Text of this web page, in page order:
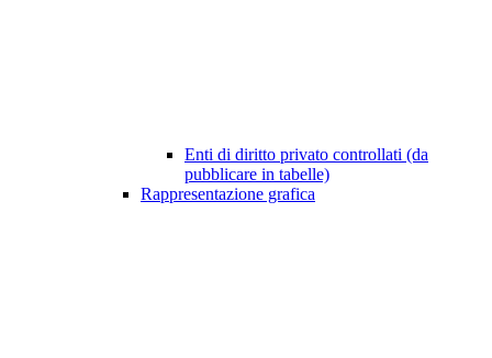
Enti di diritto privato controllati (da
pubblicare in tabelle)
Rappresentazione grafica